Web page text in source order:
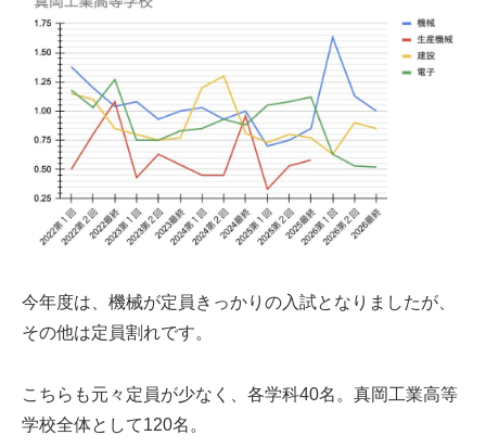
今年度は、機械が定員きっかりの入試となりましたが、
その他は定員割れです。
こちらも元々定員が少なく、各学科40名。真岡工業高等
学校全体として120名。